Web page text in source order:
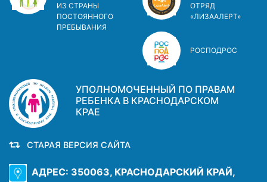
ИЗ СТРАНЫ
ПОСТОЯННОГО
ПРЕБЫВАНИЯ
ОТРЯД
«ЛИЗААЛЕРТ»
РОСПОДРОС
УПОЛНОМОЧЕННЫЙ ПО ПРАВАМ
РЕБЕНКА В КРАСНОДАРСКОМ
КРАЕ
СТАРАЯ ВЕРСИЯ САЙТА
АДРЕС: 350063, КРАСНОДАРСКИЙ КРАЙ,